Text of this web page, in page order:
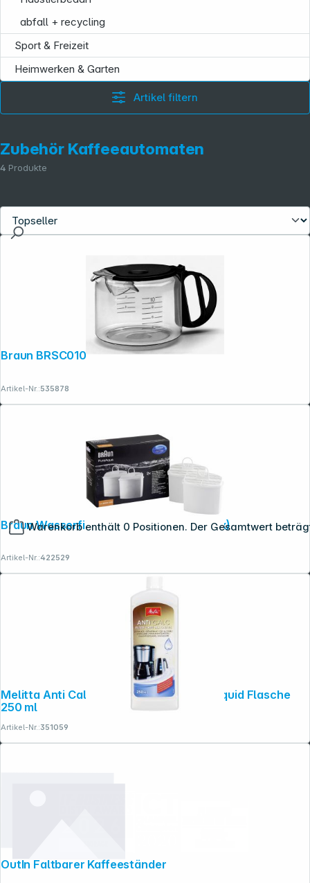
Warenkorb enthält 0 Positionen. Der Gesamtwert
abfall + recycling
Sport & Freizeit
Heimwerken & Garten
Artikel filtern
Zubehör Kaffeeautomaten
4 Produkte
Braun BRSC010
Artikel-Nr.:535878
Braun Wasserfilter Set SET BRSC006 (2x)
Artikel-Nr.:422529
Melitta Anti Calc Filter Cafe Machines Liquid Flasche
250 ml
Artikel-Nr.:351059
OutIn Faltbarer Kaffeeständer
Copyright © 2001 - 2026 dexxIT. Alle Rechte vorbehalten.